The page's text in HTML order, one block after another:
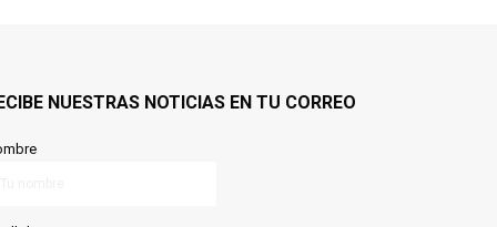
NUESTRAS NOTICIAS EN TU CORREO